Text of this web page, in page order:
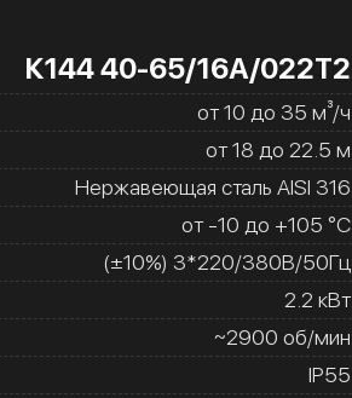
К144 40-65/16А/022Т2
от 10 до 35 м³/ч
от 18 до 22.5 м
Нержавеющая сталь AISI 316
от -10 до +105 °C
(±10%) 3*220/380В/50Гц
2.2 кВт
~2900 об/мин
IP55